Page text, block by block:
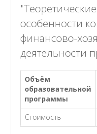
особенности
финансово-
деятельности
Объём
образовательной
программы
Стоимость